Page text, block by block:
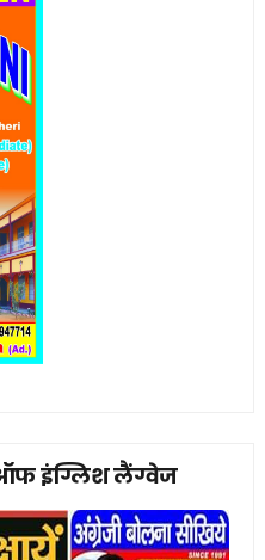
इंग्लिश लैंग्वेज